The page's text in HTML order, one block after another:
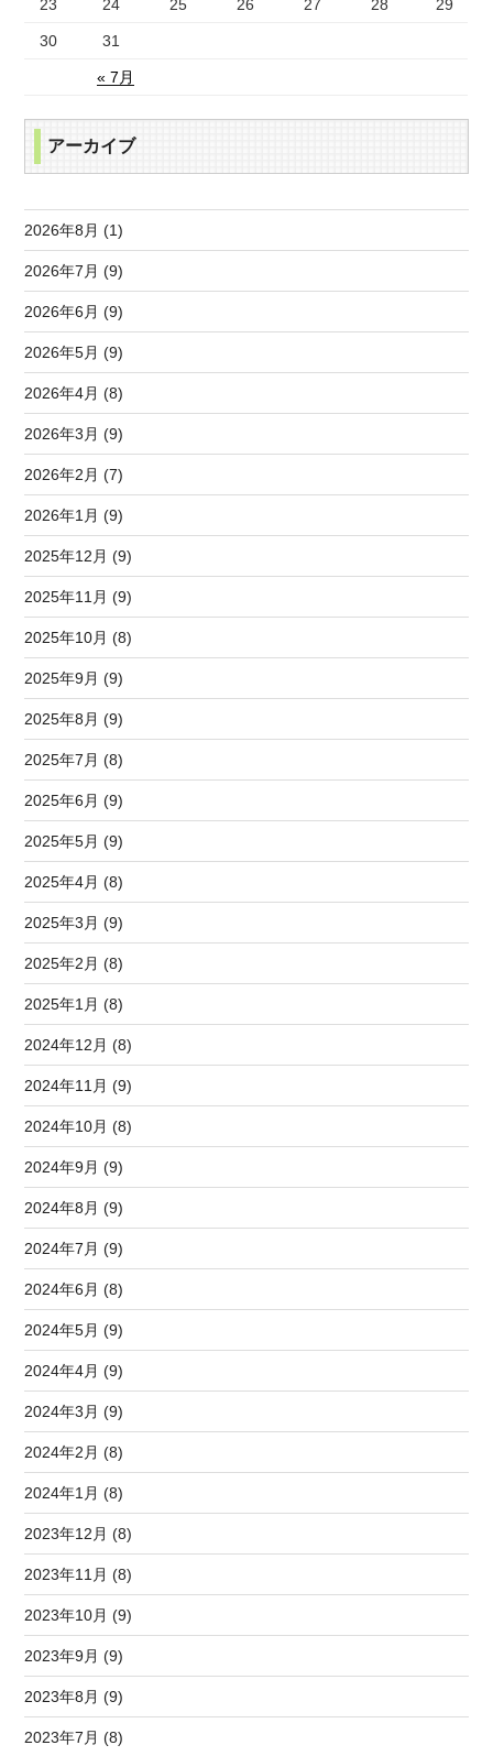
« 7月
23 24 25 26 27 28 29
30 31
アーカイブ
2026年8月 (1)
2026年7月 (9)
2026年6月 (9)
2026年5月 (9)
2026年4月 (8)
2026年3月 (9)
2026年2月 (7)
2026年1月 (9)
2025年12月 (9)
2025年11月 (9)
2025年10月 (8)
2025年9月 (9)
2025年8月 (9)
2025年7月 (8)
2025年6月 (9)
2025年5月 (9)
2025年4月 (8)
2025年3月 (9)
2025年2月 (8)
2025年1月 (8)
2024年12月 (8)
2024年11月 (9)
2024年10月 (8)
2024年9月 (9)
2024年8月 (9)
2024年7月 (9)
2024年6月 (8)
2024年5月 (9)
2024年4月 (9)
2024年3月 (9)
2024年2月 (8)
2024年1月 (8)
2023年12月 (8)
2023年11月 (8)
2023年10月 (9)
2023年9月 (9)
2023年8月 (9)
2023年7月 (8)